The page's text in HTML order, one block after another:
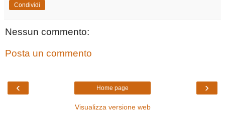
Condividi
Nessun commento:
Posta un commento
‹ ›
Home page
Visualizza versione web